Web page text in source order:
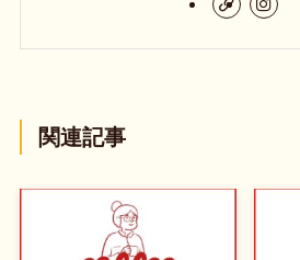
関連記事